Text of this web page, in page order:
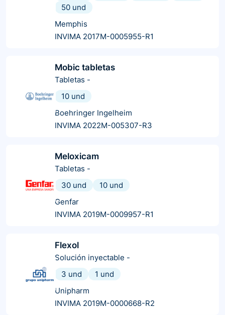
50 und
Memphis
INVIMA 2017M-0005955-R1
Mobic tabletas
Tabletas -
10 und
Boehringer Ingelheim
INVIMA 2022M-005307-R3
Meloxicam
Tabletas -
30 und
10 und
Genfar
INVIMA 2019M-0009957-R1
Flexol
Solución inyectable -
3 und
1 und
Unipharm
INVIMA 2019M-0000668-R2